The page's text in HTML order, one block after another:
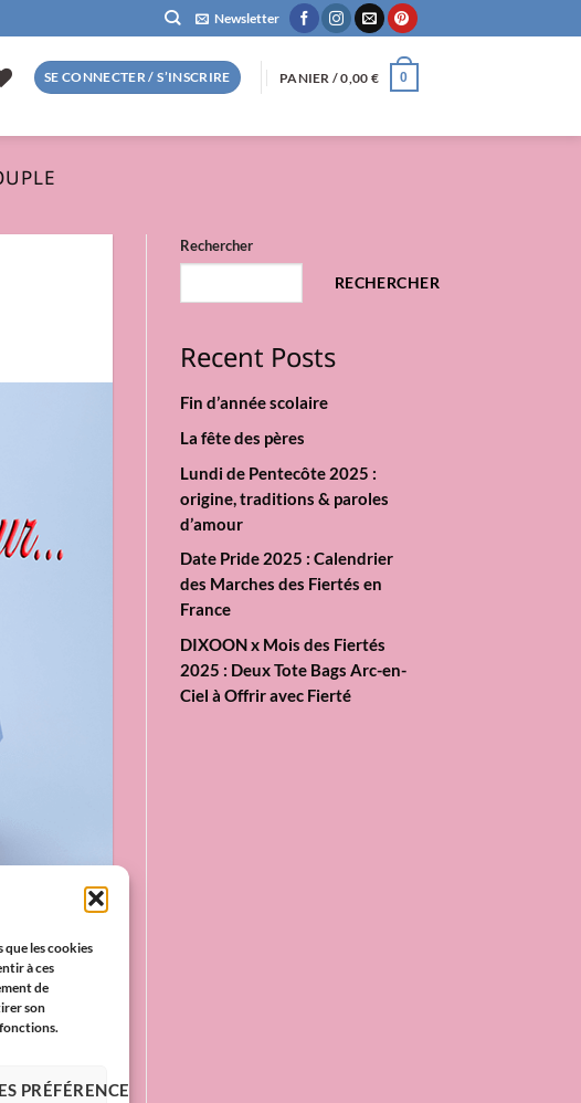
les cookies
à ces
de
son
PRÉFÉRENCES
Newsletter
SE CONNECTER / S’INSCRIRE PANIER /0,00 € 0
lui un
ÂME
Rechercher
RECHERCHER
Recent Posts
Fin d’année scolaire
La fête des pères
Lundi de Pentecôte 2025 :
origine, traditions & paroles
d’amour
Date Pride 2025 : Calendrier
des Marches des Fiertés en
France
DIXOON x Mois des Fiertés
2025 : Deux Tote Bags Arc-en-
Ciel à Offrir avec Fierté